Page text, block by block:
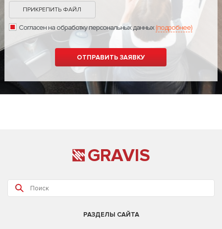
ПРИКРЕПИТЬ ФАЙЛ
Согласен на обработку персональных данных(подробнее)
GRAVIS
РАЗДЕЛЫ САЙТА